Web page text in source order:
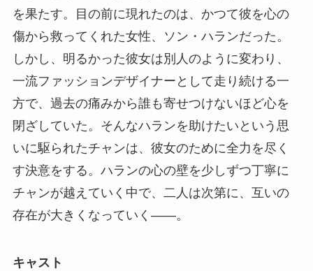
を果たす。目の前に現れたのは、かつて彼を心の
傷から救ってくれた女性、ソン・ハランだった。
しかし、明るかった彼女は別人のように変わり、
一流ファッションデザイナーとして走り続ける一
方で、過去の痛みから誰も寄せつけないほど心を
閉ざしていた。そんなハランを助けたいという思
いに駆られたチャンは、彼女のために全力を尽く
す決意をする。ハランの心の壁を少しずつ丁寧に
チャンが越えていく中で、二人は次第に、互いの
存在が大きくなっていく――。
キャスト